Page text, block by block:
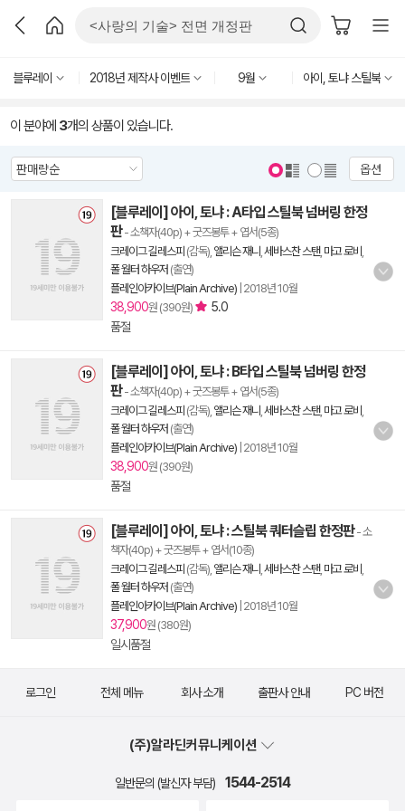
블루레이 2018년 제작사 이벤트 9월 아이, 토냐 스틸북
이 분야에 3개의 상품이 있습니다.
옵션
[블루레이] 아이, 토냐 : A타입 스틸북 넘버링 한정
판- 소책자(40p) + 굿즈봉투 + 엽서(5종)
크레이그 길레스피 (감독), 앨리슨 재니 세바스찬 스탠, 마고 로비
폴 월터 하우저 (출연)
플레인아카이브(Plain Archive) 2018년 10월
38,900원 (390원)
5.0
품절
[블루레이] 아이, 토냐 : B타입 스틸북 넘버링 한정
판- 소책자(40p) + 굿즈봉투 + 엽서(5종)
크레이그 길레스피 (감독), 앨리슨 재니 세바스찬 스탠, 마고 로비
폴 월터 하우저 (출연)
플레인아카이브(Plain Archive) 2018년 10월
38,900원 (390원)
품절
[블루레이] 아이, 토냐 : 스틸북 쿼터슬립 한정판- 소
책자(40p) + 굿즈봉투 + 엽서(10종)
크레이그 길레스피 (감독), 앨리슨 재니 세바스찬 스탠, 마고 로비
폴 월터 하우저 (출연)
플레인아카이브(Plain Archive) 2018년 10월
37,900원 (380원)
일시품절
로그인 전체 메뉴 회사 소개 출판사 안내 PC 버전
(주)알라딘커뮤니케이션
일반문의 (발신자 부담) 1544-2514